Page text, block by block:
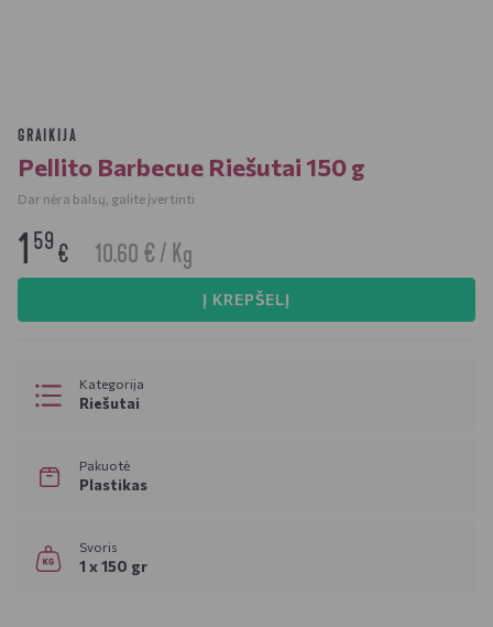
GRAIKIJA
Pellito Barbecue Riešutai 150 g
Dar nėra balsų, galite įvertinti
1 59€ 10.60 € / Kg
Į KREPŠELĮ
Kategorija
Riešutai
Pakuotė
Plastikas
Svoris
1 x 150 gr